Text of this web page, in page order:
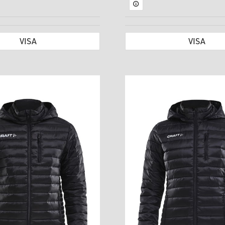
VISA VISA